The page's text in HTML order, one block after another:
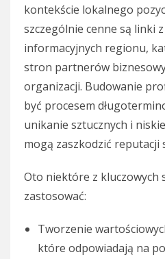
kontekście lokalnego
szczególnie cenne są linki
informacyjnych regionu,
stron partnerów
organizacji. Budowanie
być procesem
unikanie sztucznych i
mogą zaszkodzić reputacji
Oto niektóre z
zastosować:
Tworzenie
które odpowiadają na